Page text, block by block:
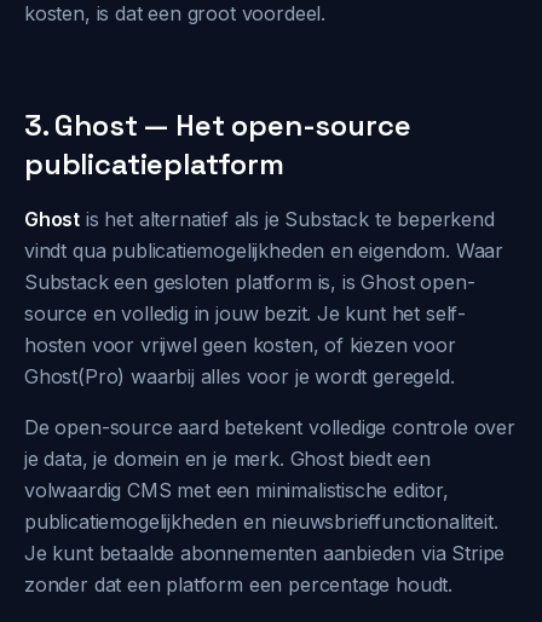
kosten, is dat een groot voordeel.
3. Ghost — Het open-source
publicatieplatform
Ghost is het alternatief als je Substack te beperkend
vindt qua publicatiemogelijkheden en eigendom. Waar
Substack een gesloten platform is, is Ghost open-
source en volledig in jouw bezit. Je kunt het self-
hosten voor vrijwel geen kosten, of kiezen voor
Ghost(Pro) waarbij alles voor je wordt geregeld.
De open-source aard betekent volledige controle over
je data, je domein en je merk. Ghost biedt een
volwaardig CMS met een minimalistische editor,
publicatiemogelijkheden en nieuwsbrieffunctionaliteit.
Je kunt betaalde abonnementen aanbieden via Stripe
zonder dat een platform een percentage houdt.